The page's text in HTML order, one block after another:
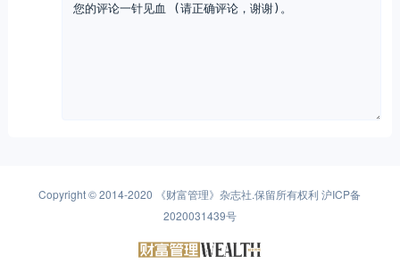
Copyright © 2014-2020 《财富管理》杂志社.保留所有权利沪ICP备
2020031439号